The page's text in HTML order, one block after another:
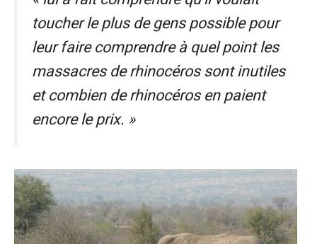
toucher le plus de gens possible pour
leur faire comprendre à quel point les
massacres de rhinocéros sont inutiles
et combien de rhinocéros en paient
encore le prix. »